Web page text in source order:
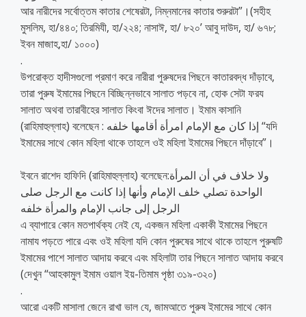
আর নারীদের সর্বোত্তম কাতার শেষেরটা, নিম্নমানের কাতার শুরুরটা”।(সহীহ
মুসলিম, হা/৪৪০; তিরমিযী, হা/২২৪; নাসাঈ, হা/ ৮২০’ আবু দাউদ, হা/ ৬৭৮;
ইবন মাজাহ,হা/ ১০০০)
.
উপরোক্ত হাদীসগুলো প্রমাণ করে নারীরা পুরুষদের পিছনে কাতারবদ্ধ দাঁড়াবে,
তারা পুরুষ ইমামের পিছনে বিচ্ছিন্নভাবে সালাত পড়বে না, হোক সেটা ফরয
সালাত অথবা তারাবীহের সালাত কিংবা ঈদের সালাত। ইমাম কাসানি
(রাহিমাহুল্লাহ) বলেছেন : إذا كان مع الإمام امرأة أقامها خلفه “যদি
ইমামের সাথে কোন মহিলা থাকে তাহলে ওই মহিলা ইমামের পিছনে দাঁড়াবে”।
ইবনে রাশেদ হাফিদি (রাহিমাহুল্লাহ) বলেছেন:ولا خلاف في أن المرأة
الواحدة تصلي خلف الإمام وأنها إذا كانت مع الرجل صلى
الرجل إلى جانب الإمام والمرأة خلفه
এ ব্যাপারে কোন মতপার্থক্য নেই যে, একজন মহিলা একাকী ইমামের পিছনে
নামায পড়তে পারে এবং ওই মহিলা যদি কোন পুরুষের সাথে থাকে তাহলে পুরুষটি
ইমামের পাশে সালাত আদায় করবে এবং মহিলাটা তার পিছনে সালাত আদায় করবে
(দেখুন “আহকামুল ইমাম ওয়াল ইয়-তিমাম পৃষ্ঠা ৩১৯-৩২০)
.
আরো একটি মাসালা জেনে রাখা ভাল যে, জামআতে পুরুষ ইমামের সাথে কোন